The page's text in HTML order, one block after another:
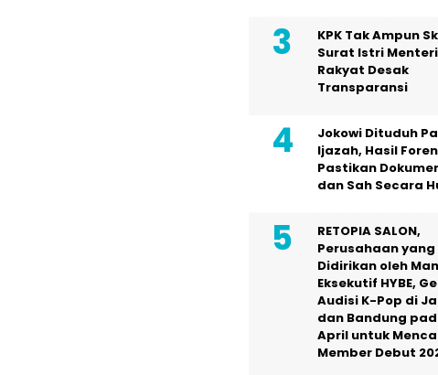
KPK Tak Ampun
Surat Istri Menteri
Rakyat Desak
Transparansi
Jokowi Dituduh
Ijazah, Hasil
Pastikan
dan Sah Secara
RETOPIA SALON,
Perusahaan yang
Didirikan oleh
Eksekutif HYBE,
Audisi K-Pop di
dan Bandung
April untuk
Member Debut